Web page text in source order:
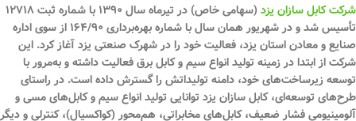
شرکت کابل سازان یزد
(سهامی خاص) در تیرماه سال ۱۳۹۰ با شماره ثبت ۱۲۷۱۸
تأسیس شد و در شهریور همان سال با شماره بهره‌برداری ۱۶۴/۹۰ از سوی اداره
صنایع و معادن استان یزد، فعالیت خود را در شهرک صنعتی یزد آغاز کرد. این
شرکت از ابتدا در زمینه تولید انواع سیم و کابل برق فعالیت داشته و به‌مرور با
توسعه زیرساخت‌های خود، دامنه تولیداتش را گسترش داده است. در راستای
طرح‌های توسعه‌ای، کابل سازان یزد توانایی تولید انواع سیم و کابل‌های مسی و
آلومینیومی فشار ضعیف، کابل‌های مخابراتی، هم‌محور (کواکسیال)، کنترلی و دیگر